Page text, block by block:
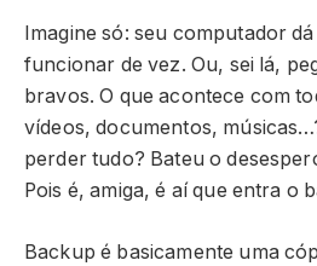
Imagine só: seu computador
funcionar de vez. Ou, sei lá,
bravos. O que acontece com
vídeos, documentos,
perder tudo? Bateu o
Pois é, amiga, é aí que entra o
Backup é basicamente uma